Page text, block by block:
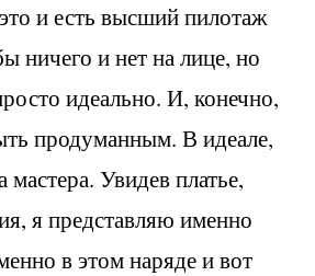
и есть высший пилотаж
ничего и нет на лице, но
идеально. И, конечно,
продуманным. В идеале,
мастера. Увидев платье,
я представляю именно
в этом наряде и вот